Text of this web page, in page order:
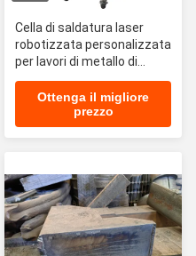
Cella di saldatura laser
robotizzata personalizzata
per lavori di metallo di
precisione
Ottenga il migliore
prezzo